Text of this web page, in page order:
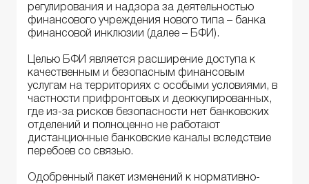
регулирования и надзора за деятельностью
финансового учреждения нового типа – банка
финансовой инклюзии (далее – БФИ).
Целью БФИ является расширение доступа к
качественным и безопасным финансовым
услугам на территориях с особыми условиями, в
частности прифронтовых и деоккупированных,
где из-за рисков безопасности нет банковских
отделений и полноценно не работают
дистанционные банковские каналы вследствие
перебоев со связью.
Одобренный пакет изменений к нормативно-